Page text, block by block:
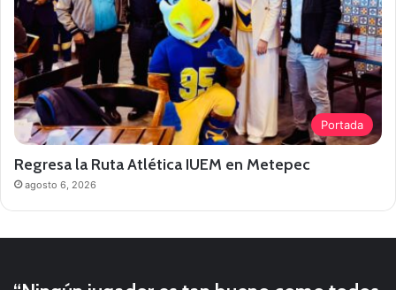
Portada
Regresa la Ruta Atlética IUEM en Metepec
agosto 6, 2026